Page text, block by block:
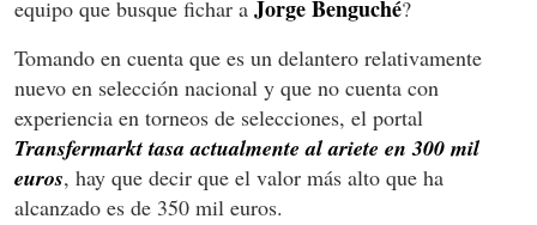
equipo que busque fichar a Jorge Benguché?
Tomando en cuenta que es un delantero relativamente
nuevo en selección nacional y que no cuenta con
experiencia en torneos de selecciones, el portal
Transfermarkt tasa actualmente al ariete en 300 mil
euros, hay que decir que el valor más alto que ha
alcanzado es de 350 mil euros.